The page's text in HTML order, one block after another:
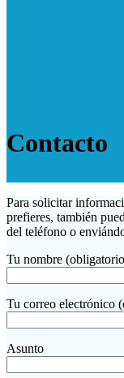
Contacto
Para solicitar
prefieres, también
del teléfono o
Tu nombre
Tu correo electrónico
Asunto